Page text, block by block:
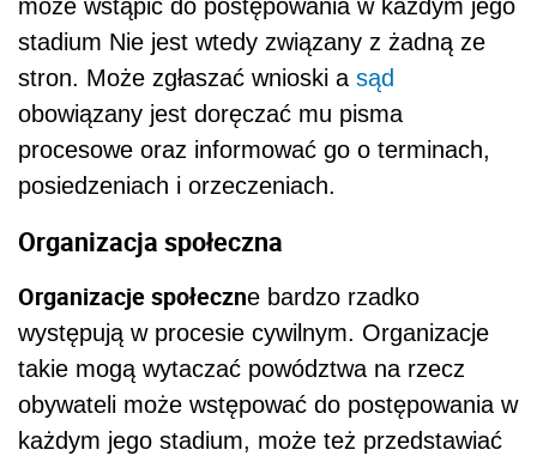
może wstąpić do postępowania w każdym jego
stadium Nie jest wtedy związany z żadną ze
stron. Może zgłaszać wnioski a sąd
obowiązany jest doręczać mu pisma
procesowe oraz informować go o terminach,
posiedzeniach i orzeczeniach.
Organizacja społeczna
Organizacje społeczne bardzo rzadko
występują w procesie cywilnym. Organizacje
takie mogą wytaczać powództwa na rzecz
obywateli może wstępować do postępowania w
każdym jego stadium, może też przedstawiać